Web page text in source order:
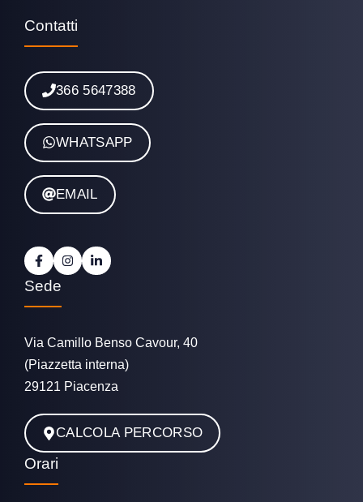
Contatti
366 5647388
WHATSAPP
EMAIL
Sede
Via Camillo Benso Cavour, 40
(Piazzetta interna)
29121 Piacenza
CALCOLA PERCORSO
Orari